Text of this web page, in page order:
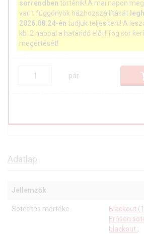
sorrendben történik! A mai napon
varrt függönyök házhozszállítását
2026.08.24-én tudjuk teljesíteni! A
kb. 2 nappal a határidő előtt fog sor
megértését!
pár
Adatlap
Jellemzők
Sötétítés mértéke Blackout
Erősen
blackout ;